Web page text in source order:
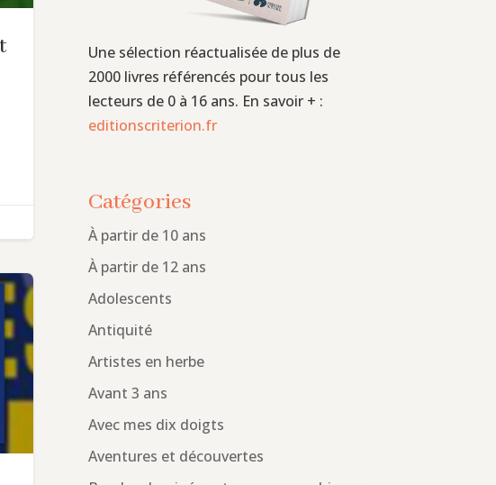
Une sélection réactualisée de plus de
2000 livres référencés pour tous les
lecteurs de 0 à 16 ans. En savoir + :
editionscriterion.fr
Catégories
À partir de 10 ans
À partir de 12 ans
Adolescents
Antiquité
Artistes en herbe
Avant 3 ans
Avec mes dix doigts
Aventures et découvertes